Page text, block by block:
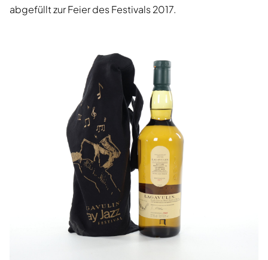
abgefüllt zur Feier des Festivals 2017.